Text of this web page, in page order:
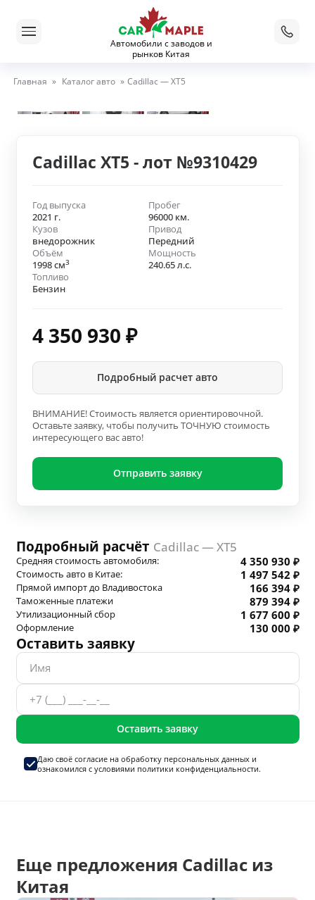
Автомобили с заводов и
рынков Китая
Главная » Каталог авто » Cadillac — XT5
Cadillac XT5 - лот №9310429
Год выпуска
2021 г.
Пробег
96000 км.
Кузов
внедорожник
Привод
Передний
Объём
1998 см3
Мощность
240.65 л.с.
Топливо
Бензин
4 350 930 ₽
Подробный расчет авто
ВНИМАНИЕ! Стоимость является ориентировочной.
Оставьте заявку, чтобы получить ТОЧНУЮ стоимость
интересующего вас авто!
Отправить заявку
Подробный расчёт Cadillac — XT5
Средняя стоимость автомобиля: 4 350 930 ₽
Стоимость авто в Китае: 1 497 542 ₽
Прямой импорт до Владивостока 166 394 ₽
Таможенные платежи 879 394 ₽
Утилизационный сбор 1 677 600 ₽
Оформление 130 000 ₽
Оставить заявку
Оставить заявку
Даю своё согласие на обработку персональных данныхи
ознакомился с условиями политики конфиденциальности.
Еще предложения Cadillac из
Китая